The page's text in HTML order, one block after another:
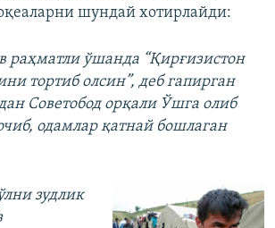
шундай хотирлайди:
раҳматли ўшанда “Қирғизистон
тортиб олсин”, деб гапирган
Советобод орқали Ўшга олиб
одамлар қатнай бошлаган
зудлик